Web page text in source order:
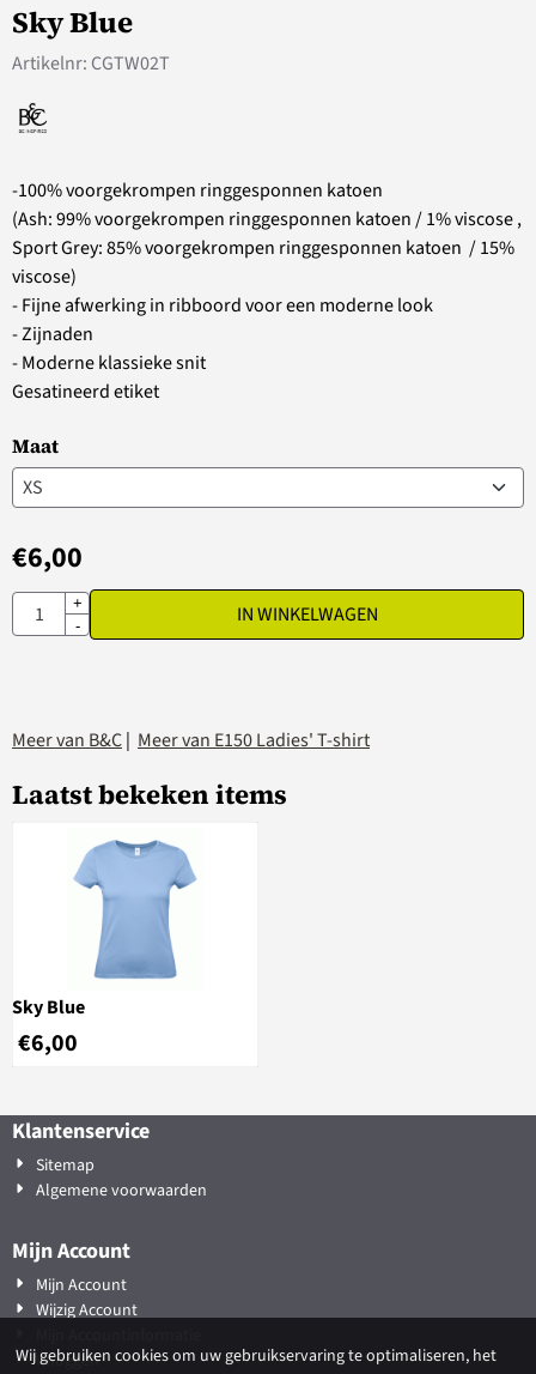
Sky Blue
Artikelnr: CGTW02T
-100% voorgekrompen ringgesponnen katoen
(Ash: 99% voorgekrompen ringgesponnen katoen / 1% viscose ,
Sport Grey: 85% voorgekrompen ringgesponnen katoen / 15%
viscose)
- Fijne afwerking in ribboord voor een moderne look
- Zijnaden
- Moderne klassieke snit
Gesatineerd etiket
Maat
€6,00
Aantal
+
-
IN WINKELWAGEN
Meer van B&C| Meer van E150 Ladies' T-shirt
Laatst bekeken items
Sky Blue
€6,00
Klantenservice
Sitemap
Algemene voorwaarden
Mijn Account
Mijn Account
Wijzig Account
Inloggen
Wij gebruiken cookies om uw gebruikservaring te optimaliseren, het